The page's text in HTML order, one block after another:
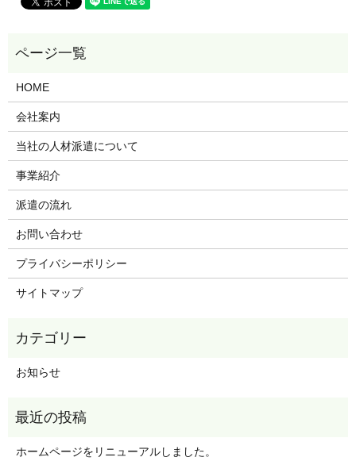
HOME
会社案内
当社の人材派遣について
事業紹介
派遣の流れ
お問い合わせ
プライバシーポリシー
サイトマップ
お知らせ
ホームページをリニューアルしました。